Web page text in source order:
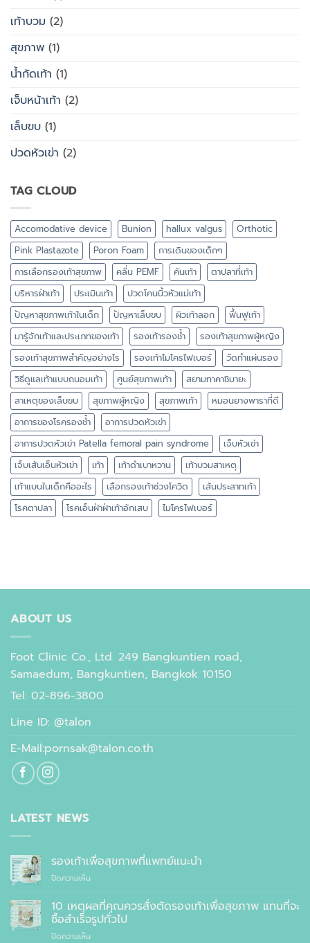
เท้าบวม (2)
สุขภาพ (1)
น้ำกัดเท้า (1)
เจ็บหน้าเท้า (2)
เล็บขบ (1)
ปวดหัวเข่า (2)
TAG CLOUD
Accomodative device Bunion hallux valgus
Orthotic
Pink Plastazote
Poron Foam
การเดินของเด็กๆ
การเลือกรองเท้าสุขภาพ
คลื่น PEMF คันเท้า
ตาปลาที่เท้า
บริหารฝ่าเท้า
ประเมินเท้า
ปวดโคนนิ้วหัวแม่เท้า
ปัญหาสุขภาพเท้าในเด็ก
ปัญหาเล็บขบ ผิวเท้าลอก
ฟื้นฟูเท้า
มารู้จักเท้าและประเภทของเท้า
รองเท้ารองช้ำ
รองเท้าสุขภาพผู้หญิง
รองเท้าสุขภาพสำคัญอย่างไร
รองเท้าไมโครไฟเบอร์
วัดทำแผ่นรอง
วิธีดูแลเท้าแบบถนอมเท้า
ศูนย์สุขภาพเท้า
สยามทาคาชิมายะ
สาเหตุของเล็บขบ
สุขภาพผู้หญิง สุขภาพเท้า
หมอนยางพาราที่ดี
อาการของโรครองช้ำ
อาการปวดหัวเข่า
อาการปวดหัวเข่า Patella femoral pain syndrome
เจ็บหัวเข่า
เจ็บเส้นเอ็นหัวเข่า
เท้า เท้าดำเบาหวาน
เท้าบวมสาเหตุ
เท้าแบนในเด็กคืออะไร
เลือกรองเท้าช่วงโควิด
เส้นประสาทเท้า
โรคตาปลา
โรคเอ็นฝ่าฝ่าเท้าอักเสบ ไมโครไฟเบอร์
ABOUT US
Foot Clinic Co., Ltd. 249 Bangkuntien road,
Samaedum, Bangkuntien, Bangkok 10150
Tel: 02-896-3800
Line ID: @talon
E-Mail:pornsak@talon.co.th
LATEST NEWS
รองเท้าเพื่อสุขภาพที่แพทย์แนะนำ
ปิดความเห็นบน
เพื่อ
สุขภาพ
ที่
แพทย์
10 เหตุผลที่คุณควรสั่งตัดรองเท้าเพื่อสุขภาพ แทนที่จะ
ซื้อสำเร็จรูปทั่วไป
ปิดความเห็นบน